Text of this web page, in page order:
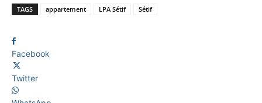
TAGS appartement LPA Sétif Sétif
Facebook
Twitter